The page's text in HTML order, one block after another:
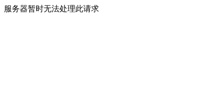
服务器暂时无法处理此请求